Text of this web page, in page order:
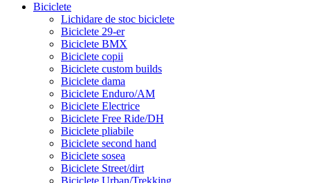
Biciclete
Lichidare de stoc biciclete
Biciclete 29-er
Biciclete BMX
Biciclete copii
Biciclete custom builds
Biciclete dama
Biciclete Enduro/AM
Biciclete Electrice
Biciclete Free Ride/DH
Biciclete pliabile
Biciclete second hand
Biciclete sosea
Biciclete Street/dirt